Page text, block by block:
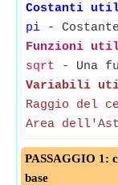
Costanti
pi - Costante
Funzioni
sqrt - Una
Variabili
Raggio del
Area
PASSAGGIO 1:
base